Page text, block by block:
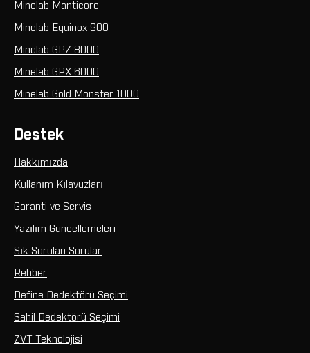
Minelab Manticore
Minelab Equinox 900
Minelab GPZ 8000
Minelab GPX 6000
Minelab Gold Monster 1000
Destek
Hakkımızda
Kullanım Kılavuzları
Garanti ve Servis
Yazılım Güncellemeleri
Sık Sorulan Sorular
Rehber
Define Dedektörü Seçimi
Sahil Dedektörü Seçimi
ZVT Teknolojisi